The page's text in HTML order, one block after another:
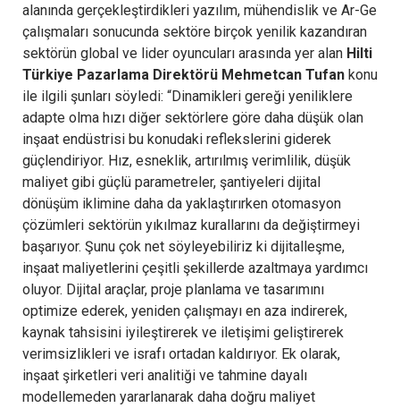
alanında gerçekleştirdikleri yazılım, mühendislik ve Ar-Ge
çalışmaları sonucunda sektöre birçok yenilik kazandıran
sektörün global ve lider oyuncuları arasında yer alan Hilti
Türkiye Pazarlama Direktörü Mehmetcan Tufan konu
ile ilgili şunları söyledi: “Dinamikleri gereği yeniliklere
adapte olma hızı diğer sektörlere göre daha düşük olan
inşaat endüstrisi bu konudaki reflekslerini giderek
güçlendiriyor. Hız, esneklik, artırılmış verimlilik, düşük
maliyet gibi güçlü parametreler, şantiyeleri dijital
dönüşüm iklimine daha da yaklaştırırken otomasyon
çözümleri sektörün yıkılmaz kurallarını da değiştirmeyi
başarıyor. Şunu çok net söyleyebiliriz ki dijitalleşme,
inşaat maliyetlerini çeşitli şekillerde azaltmaya yardımcı
oluyor. Dijital araçlar, proje planlama ve tasarımını
optimize ederek, yeniden çalışmayı en aza indirerek,
kaynak tahsisini iyileştirerek ve iletişimi geliştirerek
verimsizlikleri ve israfı ortadan kaldırıyor. Ek olarak,
inşaat şirketleri veri analitiği ve tahmine dayalı
modellemeden yararlanarak daha doğru maliyet